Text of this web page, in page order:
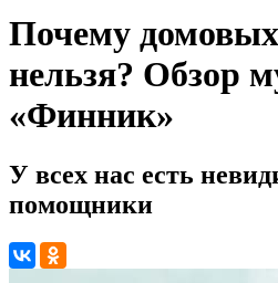
Почему
нельзя? Обзор
«Финник»
У всех нас есть
помощники